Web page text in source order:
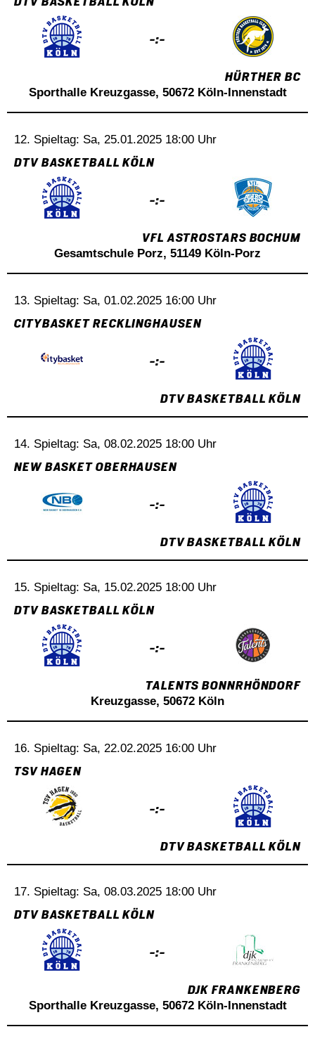
-:-
HÜRTHER BC
Sporthalle Kreuzgasse, 50672 Köln-Innenstadt
12. Spieltag: Sa, 25.01.2025 18:00 Uhr
DTV BASKETBALL KÖLN
-:-
VFL ASTROSTARS BOCHUM
Gesamtschule Porz, 51149 Köln-Porz
13. Spieltag: Sa, 01.02.2025 16:00 Uhr
CITYBASKET RECKLINGHAUSEN
-:-
DTV BASKETBALL KÖLN
14. Spieltag: Sa, 08.02.2025 18:00 Uhr
NEW BASKET OBERHAUSEN
-:-
DTV BASKETBALL KÖLN
15. Spieltag: Sa, 15.02.2025 18:00 Uhr
DTV BASKETBALL KÖLN
-:-
TALENTS BONNRHÖNDORF
Kreuzgasse, 50672 Köln
16. Spieltag: Sa, 22.02.2025 16:00 Uhr
TSV HAGEN
-:-
DTV BASKETBALL KÖLN
17. Spieltag: Sa, 08.03.2025 18:00 Uhr
DTV BASKETBALL KÖLN
-:-
DJK FRANKENBERG
Sporthalle Kreuzgasse, 50672 Köln-Innenstadt